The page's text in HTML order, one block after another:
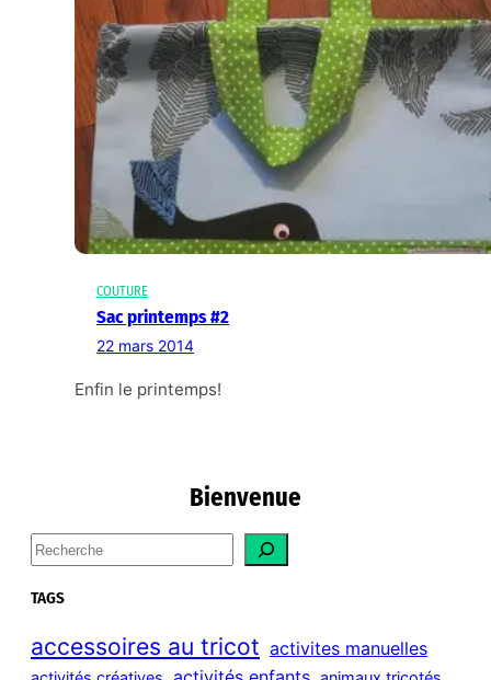
COUTURE
Sac printemps #2
22 mars 2014
Enfin le printemps!
Bienvenue
S
e
a
c
h
TAGS
accessoires au tricot activites manuelles